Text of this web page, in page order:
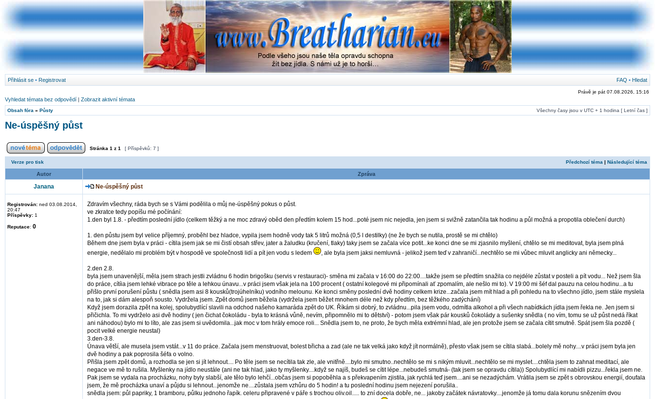
Přihlásit se • Registrovat FAQ • Hledat
Právě je pát 07.08.2026, 15:16
Vyhledat témata bez odpovědí | Zobrazit aktivní témata
Obsah fóra » Půsty Všechny časy jsou v UTC + 1 hodina [ Letní čas ]
Ne-úspěšný půst
Stránka 1 z 1 [ Příspěvků: 7 ]
Verze pro tisk Předchozí téma | Následující téma
Autor Zpráva
Janana Ne-úspěšný půst
Registrován: ned 03.08.2014,
20:47
Příspěvky: 1
Reputace: 0
Zdravím všechny, ráda bych se s Vámi podělila o můj ne-úspěšný pokus o půst.
ve zkratce tedy popíšu mé počínání:
1.den byl 1.8. - předtím poslední jídlo (celkem těžký a ne moc zdravý oběd den předtím kolem 15 hod...poté jsem nic nejedla, jen jsem si svižně zatančila tak hodinu a půl možná a propotila oblečení durch)
1. den půstu jsem byl velice příjemný, proběhl bez hladce, vypila jsem hodně vody tak 5 litrů možná (0,5 l destilky) (ne že bych se nutila, prostě se mi chtělo)
Během dne jsem byla v práci - cítila jsem jak se mi čistí obsah střev, jater a žaludku (kručení, tlaky) taky jsem se začala více potit...ke konci dne se mi zjasnilo myšlení, chtělo se mi meditovat, byla jsem plná
energie, nedělalo mi problém být v hospodě ve společnosti lidí a pít jen vodu s ledem
, ale byla jsem jaksi nemluvná - jelikož jsem teď v zahraničí...nechtělo se mi vůbec mluvit anglicky ani německy...
2.den 2.8.
byla jsem unavenější, měla jsem strach jestli zvládnu 6 hodin brigošku (servis v restauraci)- směna mi začala v 16:00 do 22:00....takže jsem se předtím snažila co nejdéle zůstat v posteli a pít vodu... Než jsem šla
do práce, cítíia jsem lehké vibrace po těle a lehkou únavu...v práci jsem však jela na 100 procent ( ostatní kolegové mi připomínali ať zpomalím, ale nešlo mi to). V 19:00 mi šéf dal pauzu na celou hodinu...a tu
přišlo první porušení půstu ( snědla jsem asi 8 kousků(trojúhelníku) vodního melounu. Ke konci směny poslední dvě hodiny celkem krize...začala jsem mít hlad a při pohledu na to všechno jídlo, jsem stále myslela
na to, jak si dám alespoň sousto. Vydržela jsem. Zpět domů jsem běžela (vydržela jsem běžet mnohem déle než kdy předtím, bez těžkého zadýchání)
Když jsem dorazila zpět na kolej, spolubydlící slavili na odchod našeho kamaráda zpět do UK. Říkám si dobrý, to zvládnu...pila jsem vodu, odmítla alkohol a při všech nabídkách jídla jsem řekla ne. Jen jsem si
přičichla. To mi vydrželo asi dvě hodiny ( jen čichat čokoládu - byla to krásná vůně, nevím, připomnělo mi to dětství) - potom jsem však pár kousků čokolády a sušenky snědla ( no vím, tomu se už půst nedá říkat
ani náhodou) bylo mi to líto, ale zas jsem si uvědomila...jak moc v tom hrály emoce roli... Snědla jsem to, ne proto, že bych měla extrémní hlad, ale jen protože jsem se začala cítit smutně. Spát jsem šla pozdě (
pocit velké energie neustal)
3.den-3.8.
Únava větší, ale musela jsem vstát...v 11 do práce. Začala jsem menstruovat, bolest břicha a zad (ale ne tak velká jako když jít normálně), přesto však jsem se cítila slabá...bolely mě nohy....v práci jsem byla jen
dvě hodiny a pak poprosila šéfa o volno.
Přišla jsem zpět domů, a rozhodla se jen si jít lehnout.... Po těle jsem se necítila tak zle, ale vnitřně....bylo mi smutno..nechtělo se mi s nikým mluvit...nechtělo se mi myslet....chtěla jsem to zahnat meditací, ale
negace ve mě to rušila. Myšlenky na jídlo neustále (ani ne tak hlad, jako ty myšlenky....když se najíš, budeš se cítit lépe...nebudeš smutná- (tak jsem se opravdu cítila)) Spolubydlící mi nabídli pizzu...řekla jsem ne.
Pak jsem se vydala na procházku, nohy byly slabší, ale tělo bylo lehčí...občas jsem si popoběhla a s překvapením zjistila, jak rychlá teď jsem....ani se nezadýchám. Vrátila jsem se zpět s obrovskou energií, doufala
jsem, že mě procházka unaví a půjdu si lehnout...jenomže ne....zůstala jsem vzhůru do 5 hodin! a tu poslední hodinu jsem nejezení porušila..
snědla jsem: půl papriky, 1 bramboru, půlku jednoho řapík. celeru připravené v páře s trochou oliv.oil..... to zní docela dobře, ne... jakoby začátek návratovky....jenomže já tomu dala korunu snězením dvou